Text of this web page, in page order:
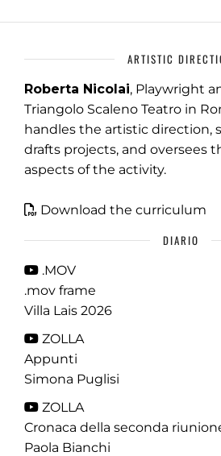
ARTISTIC
Roberta Nicolai, Playwright
Triangolo Scaleno Teatro in
handles the artistic direction,
drafts projects, and oversees
aspects of the activity.
Download the curriculum
DIARIO
.MOV
.mov frame
Villa Lais 2026
ZOLLA
Appunti
Simona Puglisi
ZOLLA
Cronaca della seconda
Paola Bianchi